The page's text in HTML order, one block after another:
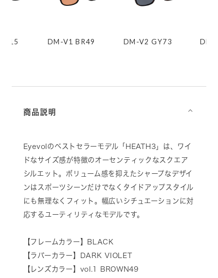
DM-V1 BR49 DM-V2 GY73 DM-
商品説明 ⌵
Eyevolのベストセラーモデル「HEATH3」は、ワイ
ドなサイズ感が特徴のオーセンティックなスクエア
シルエット。ボリューム感を抑えたシャープなデザイ
ンはスポーツシーンだけでなくタイドアップスタイル
にも無理なくフィット。幅広いシチュエーションに対
応するユーティリティなモデルです。
【フレームカラー】BLACK
【ラバーカラー】DARK VIOLET
【レンズカラー】vol.1 BROWN49